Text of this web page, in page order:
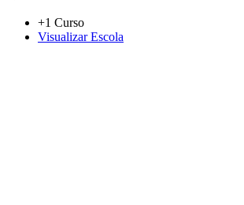
+1 Curso
Visualizar Escola